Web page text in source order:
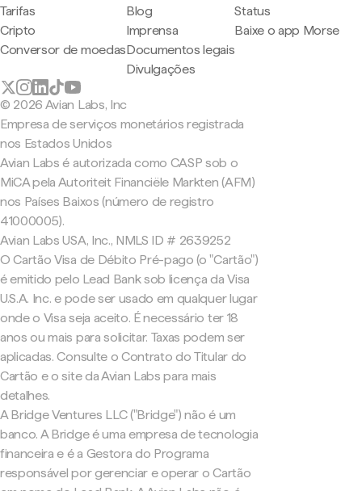
Tarifas
Cripto
Conversor de moedas
Blog
Imprensa
Documentos legais
Divulgações
Status
Baixe o app Morse
© 2026 Avian Labs, Inc
Empresa de serviços monetários registrada
nos Estados Unidos
Avian Labs é autorizada como CASP sob o
MiCA pela Autoriteit Financiële Markten (AFM)
nos Países Baixos (número de registro
41000005).
Avian Labs USA, Inc., NMLS ID # 2639252
O Cartão Visa de Débito Pré-pago (o "Cartão")
é emitido pelo Lead Bank sob licença da Visa
U.S.A. Inc. e pode ser usado em qualquer lugar
onde o Visa seja aceito. É necessário ter 18
anos ou mais para solicitar. Taxas podem ser
aplicadas. Consulte o Contrato do Titular do
Cartão e o site da Avian Labs para mais
detalhes.
A Bridge Ventures LLC ("Bridge") não é um
banco. A Bridge é uma empresa de tecnologia
financeira e é a Gestora do Programa
responsável por gerenciar e operar o Cartão